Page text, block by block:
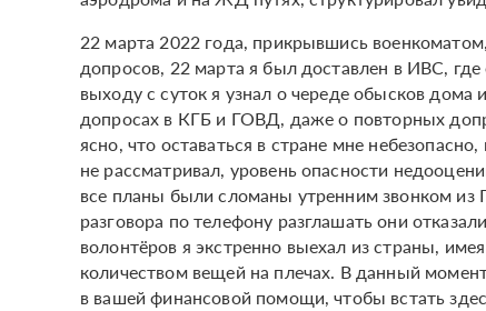
22 марта 2022 года, прикрывшись
допросов, 22 марта я был доставлен в ИВС,
выходу с суток я узнал о череде обысков дома
допросах в КГБ и ГОВД, даже о повторных
ясно, что оставаться в стране мне
не рассматривал, уровень опасности
все планы были сломаны утренним звонком из
разговора по телефону разглашать они
волонтёров я экстренно выехал из страны,
количеством вещей на плечах. В данный
в вашей финансовой помощи, чтобы встать